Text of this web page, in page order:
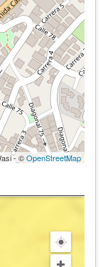
- ©OpenStreetMap